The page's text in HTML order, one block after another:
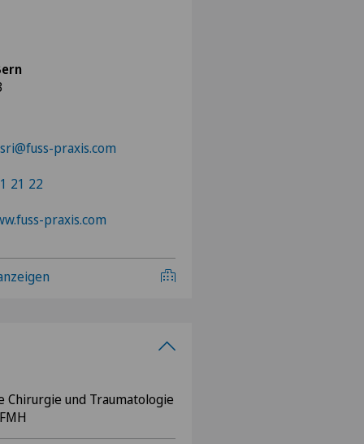
praxis.com
21 22
praxis.com
Chirurgie und Traumatologie